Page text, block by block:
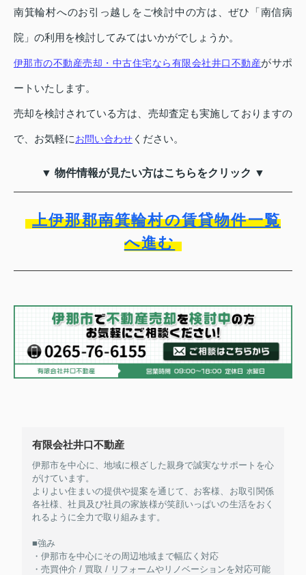
南箕輪村へのお引っ越しをご検討中の方は、ぜひ「南信病
院」の利用を検討してみてはいかがでしょうか。
伊那市の不動産売却・中古住宅なら有限会社井口不動産がサポ
ートいたします。
売却を検討されている方は、売却査定も実施しておりますの
で、お気軽にお問い合わせ ください。
▼ 物件情報が見たい方はこちらをクリック ▼
上伊那郡南箕輪村の賃貸物件一覧
へ進む
有限会社井口不動産
伊那市を中心に、地域に根ざした親身で誠実なサポートを心
がけています。
よりよい住まいの提供や提案を通じて、お客様、お取引関係
各社様、社員及び社員の家族様が笑顔いっぱいの生活をおく
れるように全力で取り組みます。
■強み
・伊那市を中心にその周辺地域まで幅広く対応
・売買仲介 / 買取 / リフォームやリノベーションを対応可能